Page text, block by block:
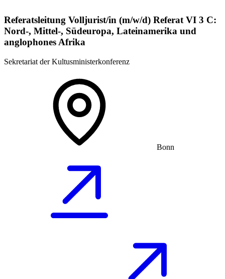
Referatsleitung Volljurist/in (m/w/d) Referat VI 3 C:
Nord-, Mittel-, Südeuropa, Lateinamerika und
anglophones Afrika
Sekretariat der Kultusministerkonferenz
Bonn